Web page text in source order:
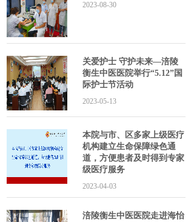
2023-08-30
关爱护士 守护未来—涪陵
衡生中医医院举行“5.12”国
际护士节活动
2023-05-13
本院与市、区多家上级医疗
机构建立生命保障绿色通
道，方便患者及时得到专家
级医疗服务
2023-04-03
涪陵衡生中医医院走进海怡